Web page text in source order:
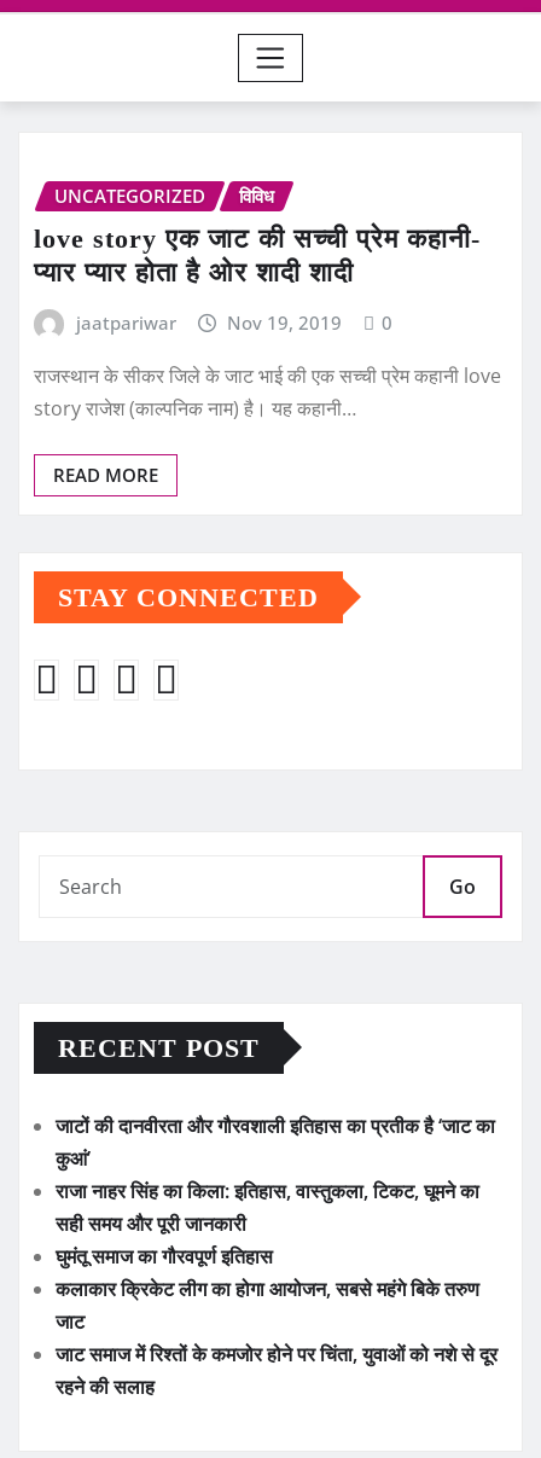
UNCATEGORIZED विविध
love story एक जाट की सच्ची प्रेम कहानी-
प्यार प्यार होता है ओर शादी शादी
jaatpariwar Nov 19, 2019 0
राजस्थान के सीकर जिले के जाट भाई की एक सच्ची प्रेम कहानी love
story राजेश (काल्पनिक नाम) है। यह कहानी…
READ MORE
STAY CONNECTED
Go
RECENT POST
जाटों की दानवीरता और गौरवशाली इतिहास का प्रतीक है ‘जाट का
कुआं’
राजा नाहर सिंह का किला: इतिहास, वास्तुकला, टिकट, घूमने का
सही समय और पूरी जानकारी
घुमंतू समाज का गौरवपूर्ण इतिहास
कलाकार क्रिकेट लीग का होगा आयोजन, सबसे महंगे बिके तरुण
जाट
जाट समाज में रिश्तों के कमजोर होने पर चिंता, युवाओं को नशे से दूर
रहने की सलाह